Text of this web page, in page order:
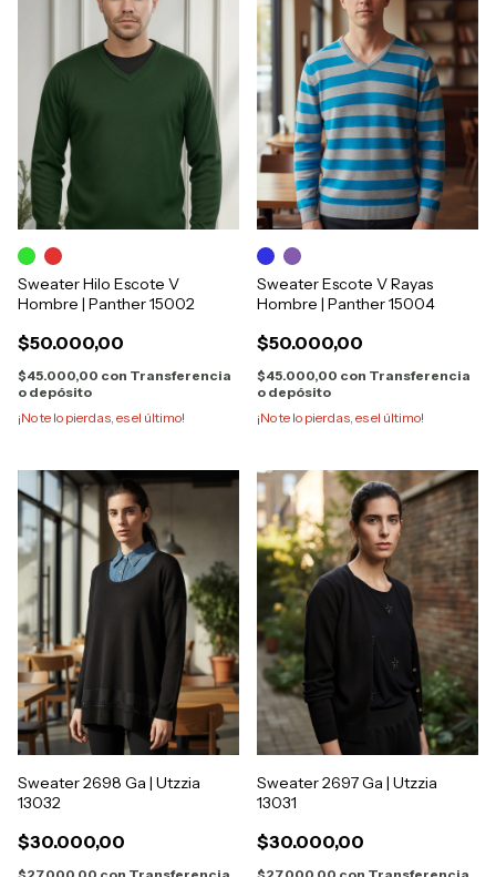
Sweater Hilo Escote V
Hombre | Panther 15002
$50.000,00
$45.000,00 con Transferencia
o depósito
¡No te lo pierdas, es el último!
Sweater Escote V Rayas
Hombre | Panther 15004
$50.000,00
$45.000,00 con Transferencia
o depósito
¡No te lo pierdas, es el último!
Sweater 2698 Ga | Utzzia
13032
$30.000,00
Sweater 2697 Ga | Utzzia
13031
$30.000,00